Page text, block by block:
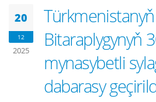
20
12
2025
Türkmenistanyň
Bitaraplygynyň
mynasybetli
dabarasy